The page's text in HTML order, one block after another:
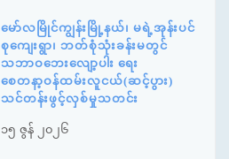
မော်လမြိုင်ကျွန်းမြို့နယ်၊ မရဲ့အုန်းပင်
စုကျေးရွာ၊ ဘတ်စုံသုံးခန်းမတွင်
သဘာဝဘေးလျော့ပါး ရေး
စေတနာ့ဝန်ထမ်းလူငယ်(ဆင့်ပွား)
သင်တန်းဖွင့်လှစ်မှုသတင်း
၁၅ ဇွန် ၂၀၂၆